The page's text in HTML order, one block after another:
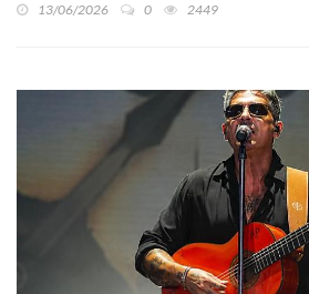
13/06/2026 0 2449